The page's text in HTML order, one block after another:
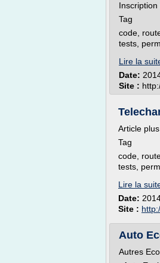
Inscription
Tag
code,
tests,
Lire la
Date:
Site :
Article
Tag
code,
tests,
Lire la
Date:
Site :
Auto
Autres